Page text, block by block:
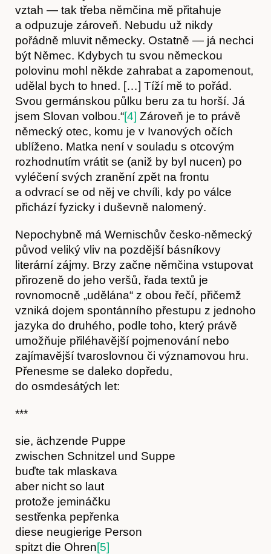
Časopis
vztah — tak třeba němčina mě přitahuje
a odpuzuje zároveň. Nebudu už nikdy
pořádně mluvit německy. Ostatně — já nechci
být Němec. Kdybych tu svou německou
polovinu mohl někde zahrabat a zapomenout,
udělal bych to hned. […] Tíží mě to pořád.
Svou germánskou půlku beru za tu horší. Já
jsem Slovan volbou.“[4] Zároveň je to právě
německý otec, komu je v Ivanových očích
ublíženo. Matka není v souladu s otcovým
rozhodnutím vrátit se (aniž by byl nucen) po
vyléčení svých zranění zpět na frontu
a odvrací se od něj ve chvíli, kdy po válce
přichází fyzicky i duševně nalomený.
Nepochybně má Wernischův česko-německý
původ veliký vliv na pozdější básníkovy
literární zájmy. Brzy začne němčina vstupovat
přirozeně do jeho veršů, řada textů je
rovnomocně „udělána“ z obou řečí, přičemž
vzniká dojem spontánního přestupu z jednoho
jazyka do druhého, podle toho, který právě
umožňuje přiléhavější pojmenování nebo
zajímavější tvaroslovnou či významovou hru.
Přenesme se daleko dopředu,
do osmdesátých let:
***
sie, ächzende Puppe
zwischen Schnitzel und Suppe
buďte tak mlaskava
aber nicht so laut
protože jemináčku
sestřenka pepřenka
diese neugierige Person
spitzt die Ohren[5]